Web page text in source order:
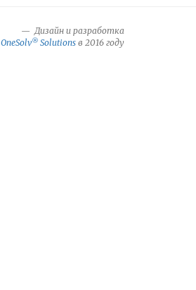
Дизайн и разработка
OneSolv® Solutions в 2016 году